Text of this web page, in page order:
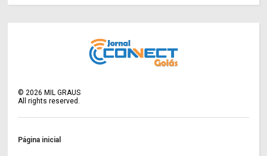
©2026 MIL GRAUS
All rights reserved.
Página inicial